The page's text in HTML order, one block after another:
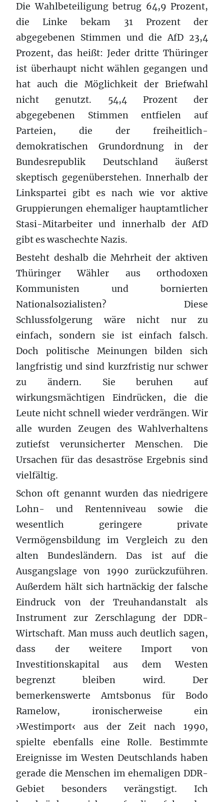
Die Wahlbeteiligung betrug 64,9 Prozent,
die Linke bekam 31 Prozent der
abgegebenen Stimmen und die AfD 23,4
Prozent, das heißt: Jeder dritte Thüringer
ist überhaupt nicht wählen gegangen und
hat auch die Möglichkeit der Briefwahl
nicht genutzt. 54,4 Prozent der
abgegebenen Stimmen entfielen auf
Parteien, die der freiheitlich-
demokratischen Grundordnung in der
Bundesrepublik Deutschland äußerst
skeptisch gegenüberstehen. Innerhalb der
Linkspartei gibt es nach wie vor aktive
Gruppierungen ehemaliger hauptamtlicher
Stasi-Mitarbeiter und innerhalb der AfD
gibt es waschechte Nazis.
Besteht deshalb die Mehrheit der aktiven
Thüringer Wähler aus orthodoxen
Kommunisten und bornierten
Nationalsozialisten? Diese
Schlussfolgerung wäre nicht nur zu
einfach, sondern sie ist einfach falsch.
Doch politische Meinungen bilden sich
langfristig und sind kurzfristig nur schwer
zu ändern. Sie beruhen auf
wirkungsmächtigen Eindrücken, die die
Leute nicht schnell wieder verdrängen. Wir
alle wurden Zeugen des Wahlverhaltens
zutiefst verunsicherter Menschen. Die
Ursachen für das desaströse Ergebnis sind
vielfältig.
Schon oft genannt wurden das niedrigere
Lohn- und Rentenniveau sowie die
wesentlich geringere private
Vermögensbildung im Vergleich zu den
alten Bundesländern. Das ist auf die
Ausgangslage von 1990 zurückzuführen.
Außerdem hält sich hartnäckig der falsche
Eindruck von der Treuhandanstalt als
Instrument zur Zerschlagung der DDR-
Wirtschaft. Man muss auch deutlich sagen,
dass der weitere Import von
Investitionskapital aus dem Westen
begrenzt bleiben wird. Der
bemerkenswerte Amtsbonus für Bodo
Ramelow, ironischerweise ein
›Westimport‹ aus der Zeit nach 1990,
spielte ebenfalls eine Rolle. Bestimmte
Ereignisse im Westen Deutschlands haben
gerade die Menschen im ehemaligen DDR-
Gebiet besonders verängstigt. Ich